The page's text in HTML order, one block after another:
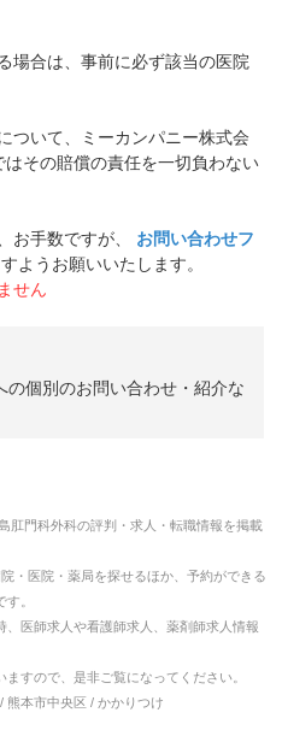
場合は、事前に必ず該当の医院
ついて、ミーカンパニー株式会
はその賠償の責任を一切負わない
お手数ですが、
お問い合わせフ
ようお願いいたします。
せん
個別のお問い合わせ・紹介な
肛門科外科の評判・求人・転職情報を掲載
・医院・薬局を探せるほか、予約ができる
。
医師求人や看護師求人、薬剤師求人情報
すので、是非ご覧になってください。
熊本市中央区 / かかりつけ